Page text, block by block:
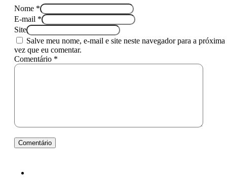
Nome *
E-mail *
Site
Salve meu nome, e-mail e site neste navegador para a próxima
vez que eu comentar.
Comentário *